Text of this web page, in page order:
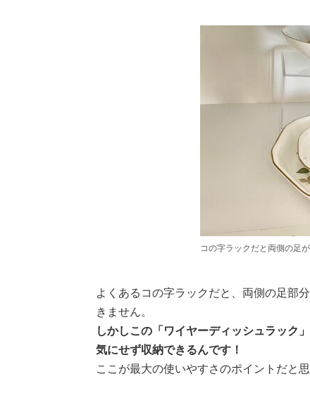
コの字ラックだと両側の足
よくあるコの字ラックだと、両側の足部
きません。
しかしこの「ワイヤーディッシュラック
気にせず収納できるんです！
ここが最大の使いやすさのポイントだと思